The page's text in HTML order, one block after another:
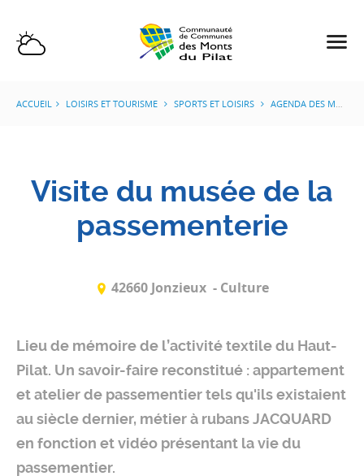
ACCUEIL LOISIRS ET TOURISME SPORTS ET LOISIRS AGENDA DES MANIFESTATIONS
Visite du musée de la
passementerie
42660 Jonzieux - Culture
Lieu de mémoire de l’activité textile du Haut-
Pilat. Un savoir-faire reconstitué : appartement
et atelier de passementier tels qu'ils existaient
au siècle dernier, métier à rubans JACQUARD
en fonction et vidéo présentant la vie du
passementier.